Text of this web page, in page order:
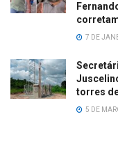
7 DE
torres
5 DE